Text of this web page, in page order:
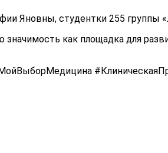
Яновны, студентки 255 группы
как площадка для